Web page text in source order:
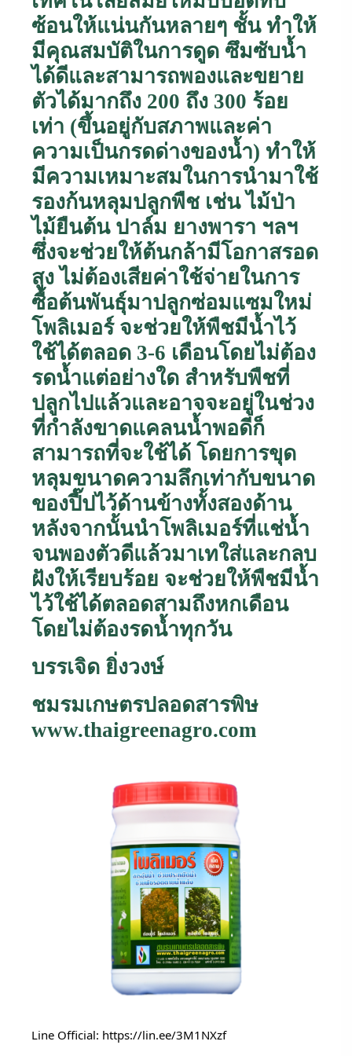
ซ้อนให้แน่นกันหลายๆ ชั้น ทำให้
มีคุณสมบัติในการดูด ซึมซับน้ำ
ได้ดีและสามารถพองและขยาย
ตัวได้มากถึง 200 ถึง 300 ร้อย
เท่า (ขึ้นอยู่กับสภาพและค่า
ความเป็นกรดด่างของน้ำ) ทำให้
มีความเหมาะสมในการนำมาใช้
รองก้นหลุมปลูกพืช เช่น ไม้ป่า
ไม้ยืนต้น ปาล์ม ยางพารา ฯลฯ
ซึ่งจะช่วยให้ต้นกล้ามีโอกาสรอด
สูง ไม่ต้องเสียค่าใช้จ่ายในการ
ซื้อต้นพันธุ์มาปลูกซ่อมแซมใหม่
โพลิเมอร์ จะช่วยให้พืชมีน้ำไว้
ใช้ได้ตลอด 3-6 เดือนโดยไม่ต้อง
รดน้ำแต่อย่างใด สำหรับพืชที่
ปลูกไปแล้วและอาจจะอยู่ในช่วง
ที่กำลังขาดแคลนน้ำพอดีก็
สามารถที่จะใช้ได้ โดยการขุด
หลุมขนาดความลึกเท่ากับขนาด
ของปี๊ปไว้ด้านข้างทั้งสองด้าน
หลังจากนั้นนำโพลิเมอร์ที่แช่น้ำ
จนพองตัวดีแล้วมาเทใส่และกลบ
ฝังให้เรียบร้อย จะช่วยให้พืชมีน้ำ
ไว้ใช้ได้ตลอดสามถึงหกเดือน
โดยไม่ต้องรดน้ำทุกวัน
บรรเจิด ยิ่งวงษ์
ชมรมเกษตรปลอดสารพิษ
www.thaigreenagro.com
Line Official: https://lin.ee/3M1NXzf